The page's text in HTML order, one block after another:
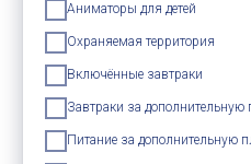
Аниматоры для детей
Охраняемая территория
Включённые завтраки
Завтраки за дополнительную
Питание за дополнительную